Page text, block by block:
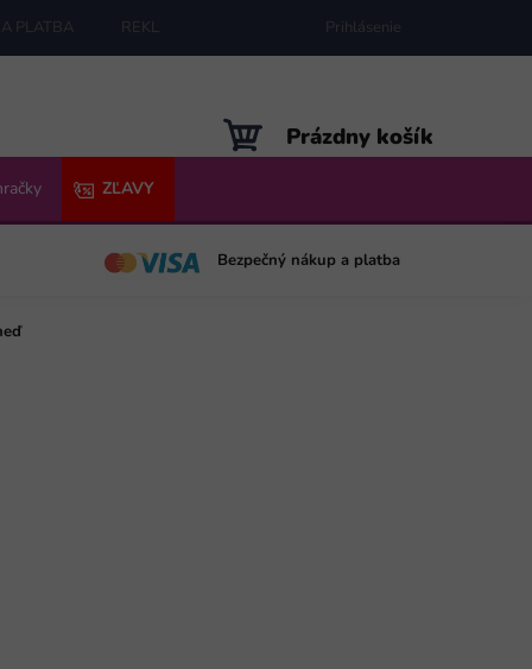
PLATBA REKLAMÁCIE MAPA SERVERU
Prihlásenie
NÁKUPNÝ
KOŠÍK
Prázdny košík
ZĽAVY
Bezpečný nákup a platba